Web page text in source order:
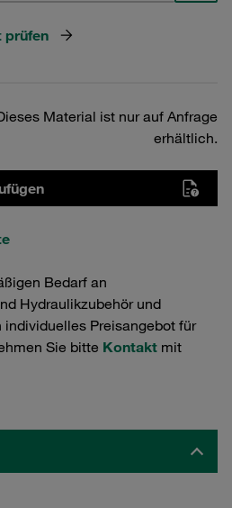
prüfen
Material ist nur auf Anfrage
erhältlich.
Bedarf an
Hydraulikzubehör und
Preisangebot für
Sie bitte Kontakt mit